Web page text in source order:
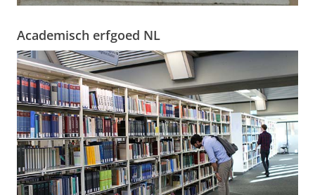
Academisch erfgoed NL